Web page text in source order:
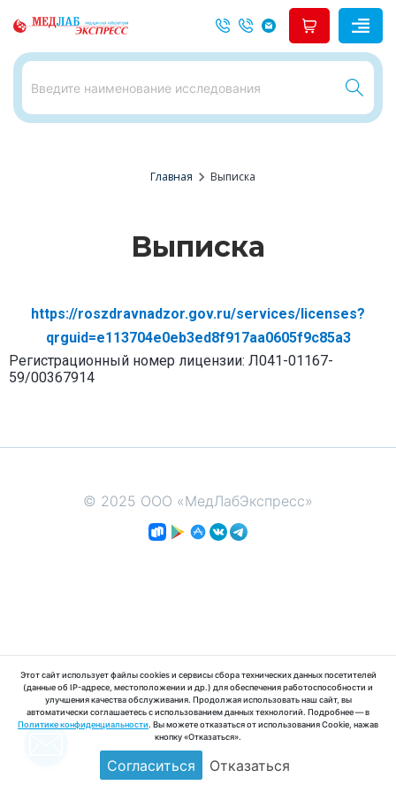
Этот сайт использует файлы cookies и сервисы сбора технических данных посетителей
(данные об IP-адресе, местоположении и др.) для обеспечения работоспособности и
улучшения качества обслуживания. Продолжая использовать наш сайт, вы
автоматически соглашаетесь с использованием данных технологий. Подробнее — в
Политике конфиденциальности. Вы можете отказаться от использования Cookie, нажав
кнопку «Отказаться».
Согласиться Отказаться
Главная chevron_right Выписка
Выписка
https://roszdravnadzor.gov.ru/services/licenses?
qrguid=e113704e0eb3ed8f917aa0605f9c85a3
Регистрационный номер лицензии: Л041-01167-
59/00367914
© 2025 ООО «МедЛабЭкспресс»